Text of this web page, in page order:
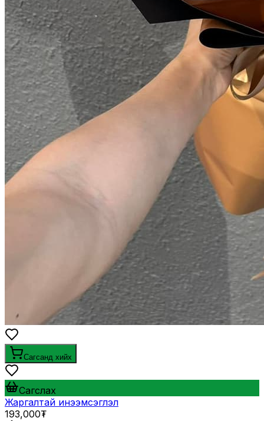
Сагсанд хийх
Сагслах
Жаргалтай инээмсэглэл
193,000₮